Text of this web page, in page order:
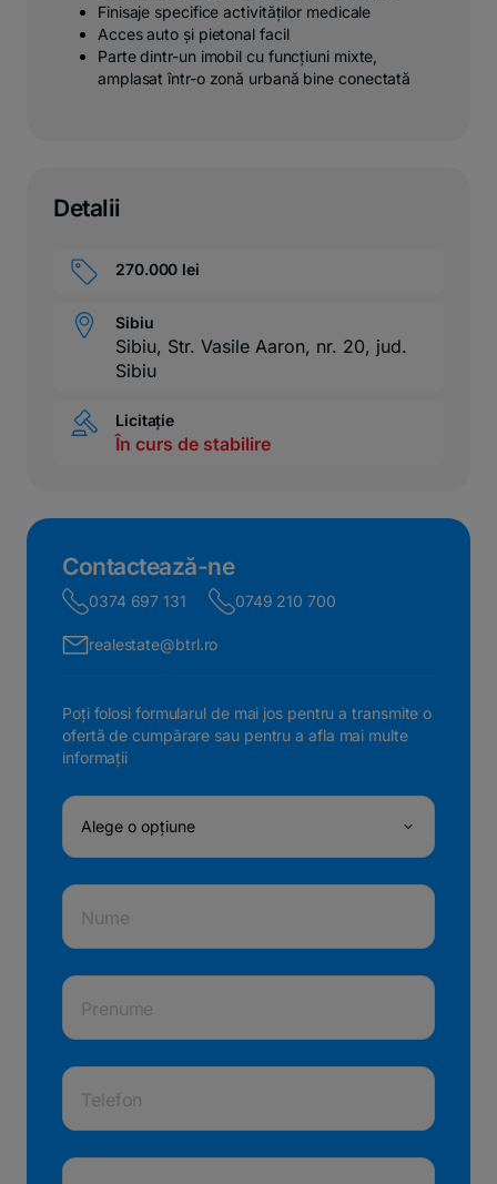
Finisaje specifice activităților medicale
Acces auto și pietonal facil
Parte dintr-un imobil cu funcțiuni mixte,
amplasat într-o zonă urbană bine conectată
Detalii
270.000 lei
Sibiu
Sibiu, Str. Vasile Aaron, nr. 20, jud.
Sibiu
Licitație
În curs de stabilire
Contactează-ne
0374 697 131 0749 210 700
realestate@btrl.ro
Poți folosi formularul de mai jos pentru a transmite o
ofertă de cumpărare sau pentru a afla mai multe
informații
Alege o opțiune
Nume
Prenume
Telefon